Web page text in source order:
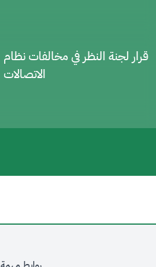
قرار لجنة النظر في مخالفات نظام
الاتصالات